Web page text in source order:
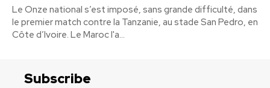
Le Onze national s’est imposé, sans grande difficulté, dans
le premier match contre la Tanzanie, au stade San Pedro, en
Côte d’Ivoire. Le Maroc l'a...
Subscribe